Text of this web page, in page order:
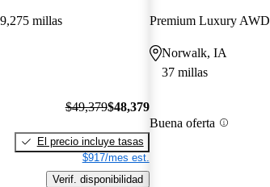
millas
$49,379$48,379
El precio incluye tasas
$917/mes est.
Verif. disponibilidad
Premium Luxury AWD
Norwalk, IA
37 millas
Buena oferta